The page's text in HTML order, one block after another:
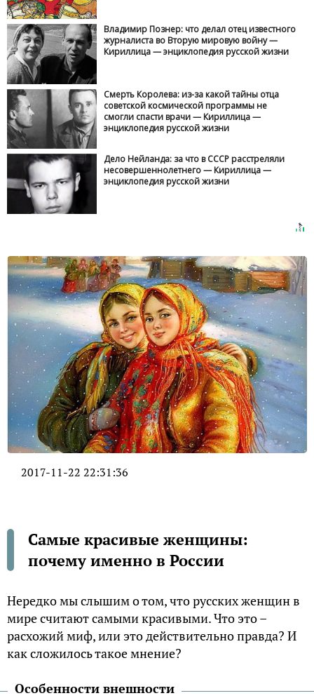
Владимир Познер: что делал отец известного
журналиста во Вторую мировую войну —
Кириллица — энциклопедия русской жизни
Смерть Королева: из-за какой тайны отца
советской космической программы не
смогли спасти врачи — Кириллица —
энциклопедия русской жизни
Дело Нейланда: за что в СССР расстреляли
несовершеннолетнего — Кириллица —
энциклопедия русской жизни
2017-11-22 22:31:36
Самые красивые женщины:
почему именно в России
Нередко мы слышим о том, что русских женщин в
мире считают самыми красивыми. Что это –
расхожий миф, или это действительно правда? И
как сложилось такое мнение?
Особенности внешности